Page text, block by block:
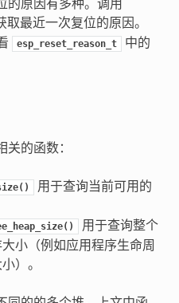
的原因有多种。调用
取最近一次复位的原因。
esp_reset_reason_t
中的
关的函数：
用于查询当前可用的
用于查询整个
小（例如应用程序生命周
）。